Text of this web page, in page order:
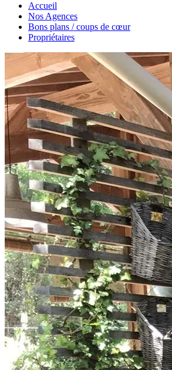
Accueil
Nos Agences
Bons plans / coups de cœur
Propriétaires